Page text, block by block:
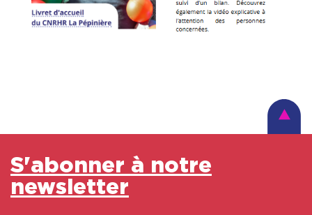
S'abonner à notre
newsletter